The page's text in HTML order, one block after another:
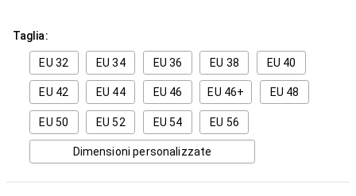
Taglia:
EU 32 EU 34 EU 36 EU 38 EU 40
EU 42 EU 44 EU 46 EU 46+ EU 48
EU 50 EU 52 EU 54 EU 56
Dimensioni personalizzate